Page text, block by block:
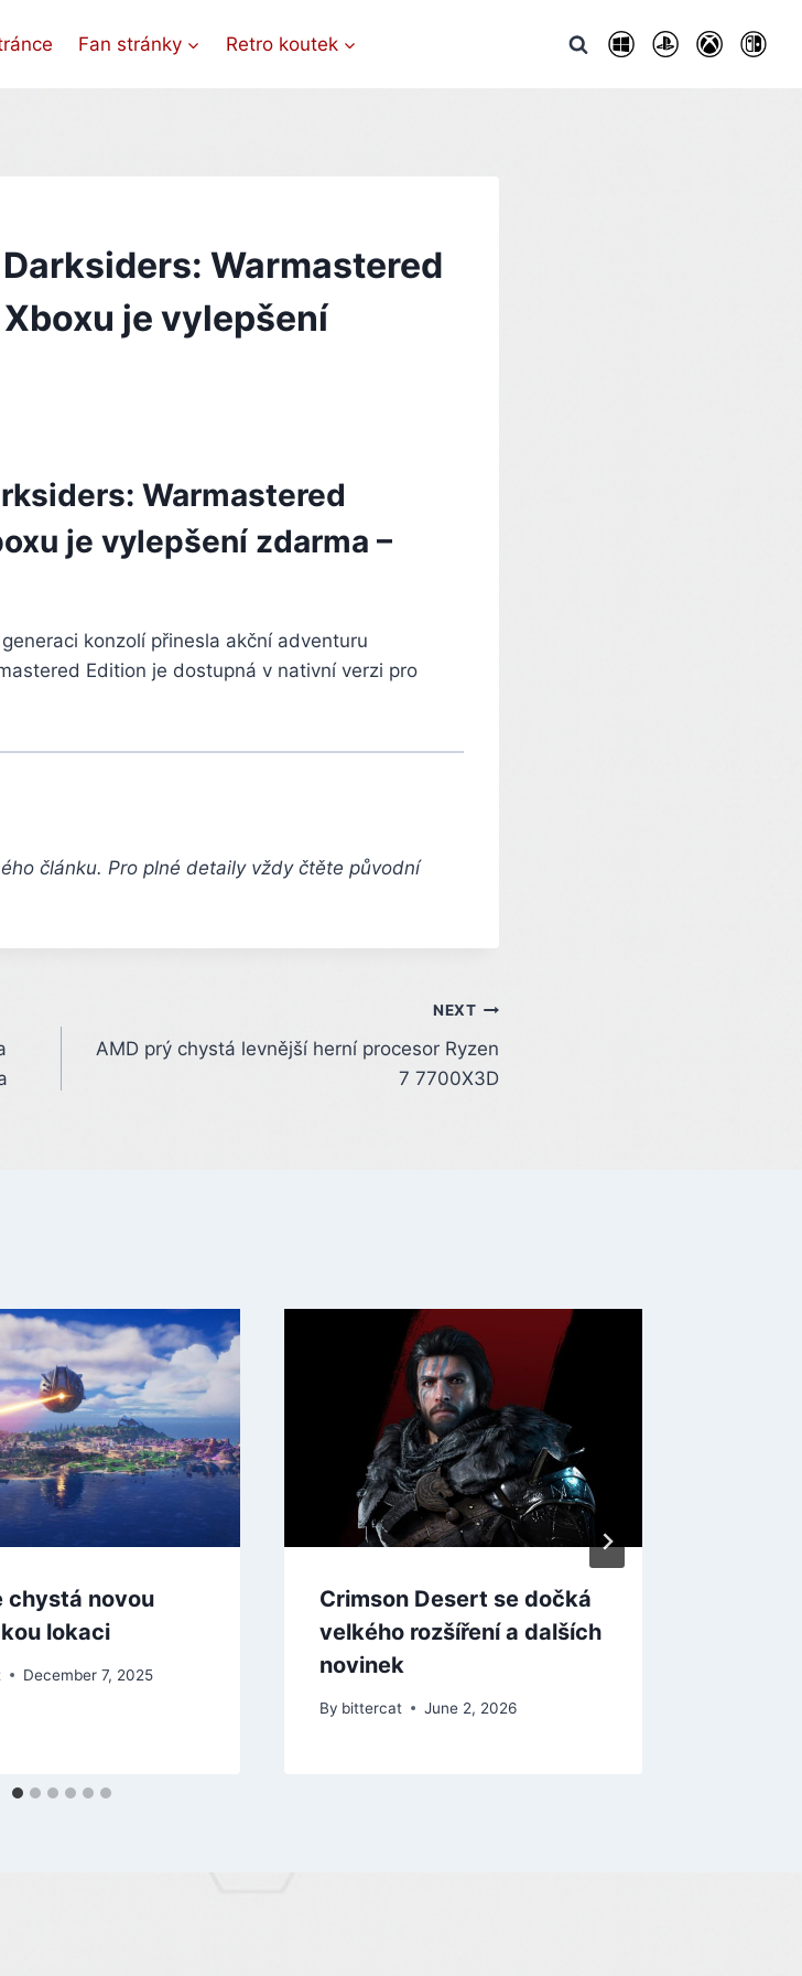
Fan stránky Retro koutek
Warmastered
je vylepšení
Warmastered
je vylepšení zdarma –
konzolí přinesla akční adventuru
Edition je dostupná v nativní verzi pro
článku. Pro plné detaily vždy čtěte původní
NEXT
AMD prý chystá levnější herní procesor Ryzen
7 7700X3D
chystá novou
lokaci
December 7, 2025
Crimson Desert se dočká
velkého rozšíření a dalších
novinek
By bittercat June 2, 2026